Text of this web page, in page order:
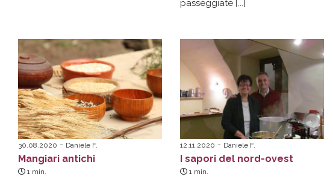
passeggiate [...]
30.08.2020 Daniele F.
Mangiari antichi
1 min.
12.11.2020 Daniele F.
I sapori del nord-ovest
1 min.